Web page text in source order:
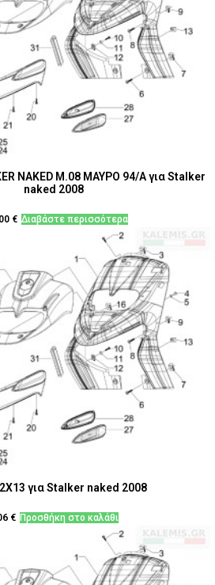
NAKED M.08 ΜΑΥΡΟ 94/Α για Stalker
naked 2008
€ Διαβάστε περισσότερα
για Stalker naked 2008
€ Προσθήκη στο καλάθι